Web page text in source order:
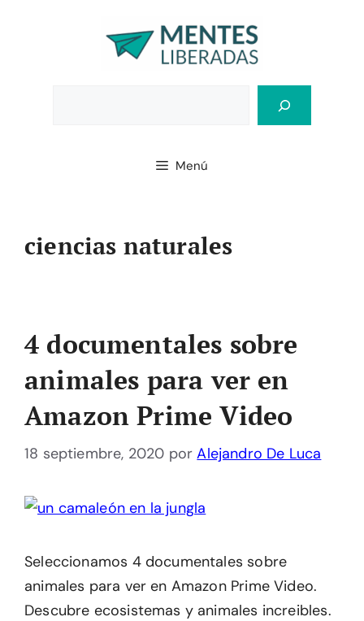
Menú
ciencias naturales
4 documentales sobre
animales para ver en
Amazon Prime Video
18 septiembre, 2020 porAlejandro De Luca
Seleccionamos 4 documentales sobre
animales para ver en Amazon Prime Video.
Descubre ecosistemas y animales increibles.